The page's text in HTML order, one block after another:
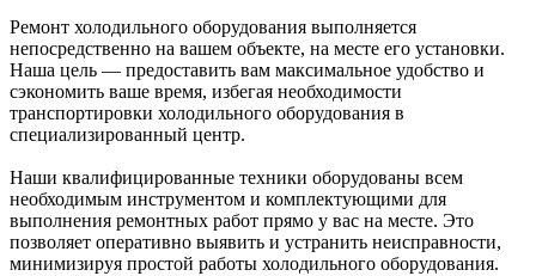
Ремонт холодильного оборудования выполняется
непосредственно на вашем объекте, на месте его установки.
Наша цель — предоставить вам максимальное удобство и
сэкономить ваше время, избегая необходимости
транспортировки холодильного оборудования в
специализированный центр.
Наши квалифицированные техники оборудованы всем
необходимым инструментом и комплектующими для
выполнения ремонтных работ прямо у вас на месте. Это
позволяет оперативно выявить и устранить неисправности,
минимизируя простой работы холодильного оборудования.